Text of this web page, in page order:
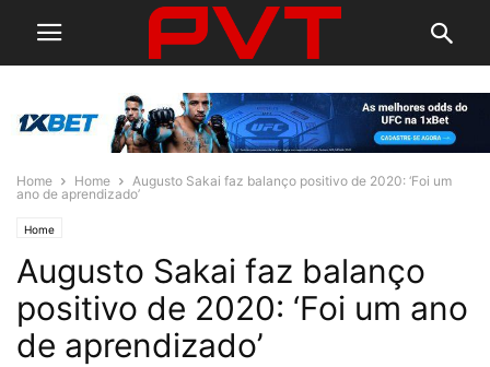
Home Home
Augusto Sakai faz balanço positivo de 2020: ‘Foi um
ano de aprendizado’
Home
Augusto Sakai faz balanço
positivo de 2020: ‘Foi um ano
de aprendizado’